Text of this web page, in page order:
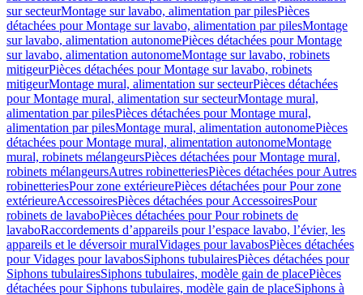
sur secteurMontage sur lavabo, alimentation par pilesPièces
détachées pour Montage sur lavabo, alimentation par pilesMontage
sur lavabo, alimentation autonomePièces détachées pour Montage
sur lavabo, alimentation autonomeMontage sur lavabo, robinets
mitigeurPièces détachées pour Montage sur lavabo, robinets
mitigeurMontage mural, alimentation sur secteurPièces détachées
pour Montage mural, alimentation sur secteurMontage mural,
alimentation par pilesPièces détachées pour Montage mural,
alimentation par pilesMontage mural, alimentation autonomePièces
détachées pour Montage mural, alimentation autonomeMontage
mural, robinets mélangeursPièces détachées pour Montage mural,
robinets mélangeursAutres robinetteriesPièces détachées pour Autres
robinetteriesPour zone extérieurePièces détachées pour Pour zone
extérieureAccessoiresPièces détachées pour AccessoiresPour
robinets de lavaboPièces détachées pour Pour robinets de
lavaboRaccordements d’appareils pour l’espace lavabo, l’évier, les
appareils et le déversoir muralVidages pour lavabosPièces détachées
pour Vidages pour lavabosSiphons tubulairesPièces détachées pour
Siphons tubulairesSiphons tubulaires, modèle gain de placePièces
détachées pour Siphons tubulaires, modèle gain de placeSiphons à